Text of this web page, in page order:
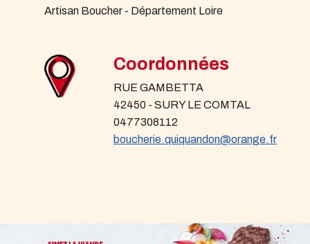
Artisan Boucher - Département Loire
Coordonnées
RUE GAMBETTA
42450 - SURY LE COMTAL
0477308112
boucherie.quiquandon@orange.fr